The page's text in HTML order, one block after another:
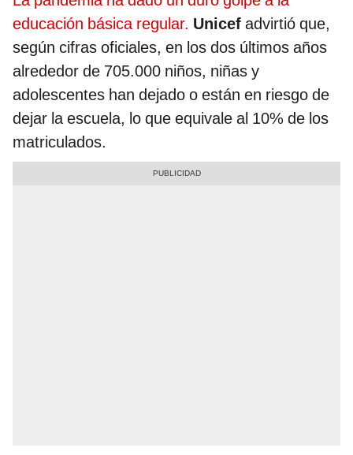
educación básica regular. Unicef advirtió que,
según cifras oficiales, en los dos últimos años
alrededor de 705.000 niños, niñas y
adolescentes han dejado o están en riesgo de
dejar la escuela, lo que equivale al 10% de los
matriculados.